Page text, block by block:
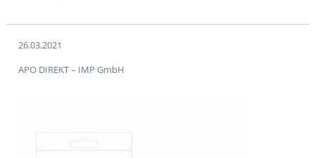
26.03.2021
APO DIREKT – IMP GmbH